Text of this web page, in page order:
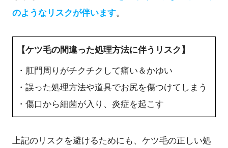
のようなリスクが伴います。
【ケツ毛の間違った処理方法に伴うリスク】
・肛門周りがチクチクして痛い＆かゆい
・誤った処理方法や道具でお尻を傷つけてしまう
・傷口から細菌が入り、炎症を起こす
上記のリスクを避けるためにも、ケツ毛の正しい処